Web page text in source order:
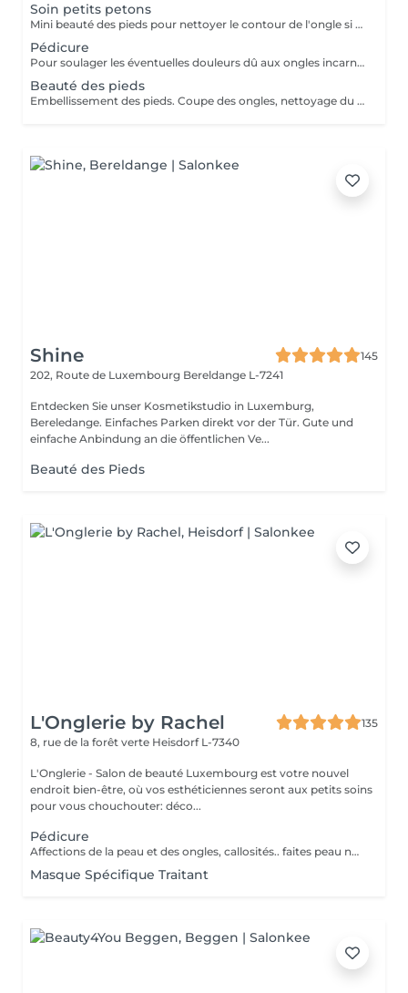
Soin petits petons
Mini beauté des pieds pour nettoyer le contour de l'ongle si nécessaire. Si l'enfant le souhaite nous lui offrons la pose vernis avec les couleurs biosourcées totalement naturelles.
Pédicure
Pour soulager les éventuelles douleurs dû aux ongles incarnés, cors. L'usage du bistouri pour enlever de simple callosités sera considéré comme une pédicure.
Beauté des pieds
Embellissement des pieds. Coupe des ongles, nettoyage du contour des cuticules et râpe pour poncer le dessous des pieds.
Shine
145
202, Route de Luxembourg Bereldange L-7241
Entdecken Sie unser Kosmetikstudio in Luxemburg,
Bereledange. Einfaches Parken direkt vor der Tür. Gute und
einfache Anbindung an die öffentlichen Ve...
Beauté des Pieds
L'Onglerie by Rachel
135
8, rue de la forêt verte Heisdorf L-7340
L'Onglerie - Salon de beauté Luxembourg est votre nouvel
endroit bien-être, où vos esthéticiennes seront aux petits soins
pour vous chouchouter: déco...
Pédicure
Affections de la peau et des ongles, callosités.. faites peau neuve ! Retrouvez une peau de bébé, et surtout, des pieds en bonne santé.
Masque Spécifique Traitant